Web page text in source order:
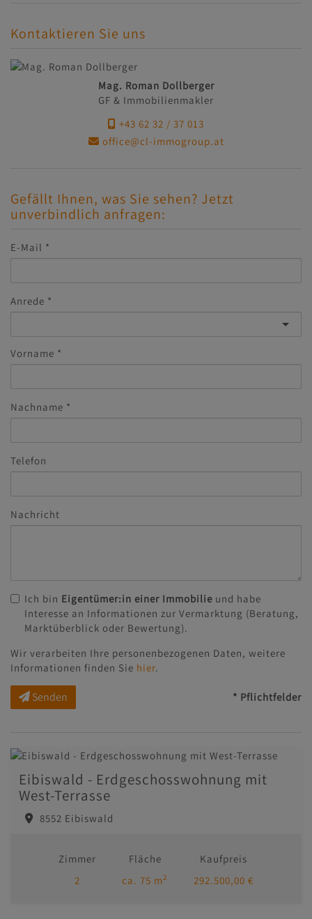
Kontaktieren Sie uns
Mag. Roman Dollberger
GF & Immobilienmakler
+43 62 32 / 37 013
office@cl-immogroup.at
Gefällt Ihnen, was Sie sehen? Jetzt
unverbindlich anfragen:
E-Mail
Anrede
Vorname
Nachname
Telefon
Nachricht
Ich bin Eigentümer:in einer Immobilie und habe
Interesse an Informationen zur Vermarktung (Beratung,
Marktüberblick oder Bewertung).
Wir verarbeiten Ihre personenbezogenen Daten, weitere
Informationen finden Sie hier.
Senden * Pflichtfelder
Eibiswald - Erdgeschosswohnung mit
West-Terrasse
8552 Eibiswald
Zimmer
2
Fläche
ca. 75 m2
Kaufpreis
292.500,00 €